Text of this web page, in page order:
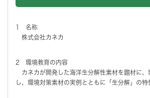
1 名称
株式会社カネカ
2 環境教育の内容
カネカが開発した海洋生分解性素材を題材に、
し、環境対策素材の実例とともに「生分解」の